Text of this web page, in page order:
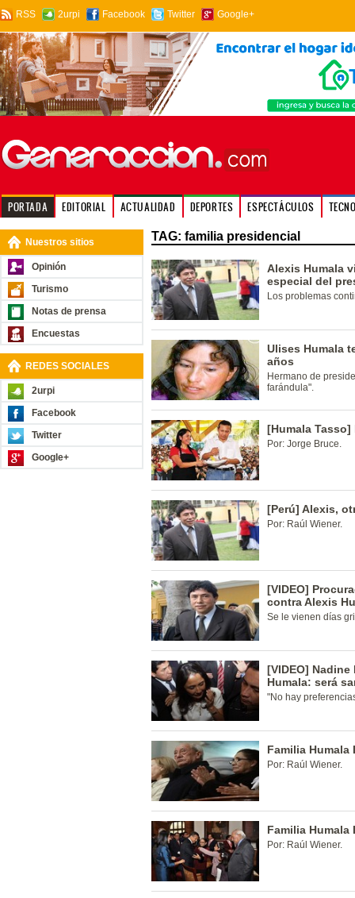
RSS 2urpi Facebook Twitter Google+
PORTADA EDITORIAL ACTUALIDAD DEPORTES ESPECTÁCULOS
Nuestros sitios
Opinión
Turismo
Notas de prensa
Encuestas
REDES SOCIALES
2urpi
Facebook
Twitter
Google+
TAG: familia presidencial
Alexis Humala
especial del
Los problemas
Ulises Humala
años
Hermano de
farándula".
[Humala
Por: Jorge Bruce.
[Perú] Alexis,
Por: Raúl Wiener.
[VIDEO]
contra Alexis
Se le vienen días
[VIDEO]
Humala: será
"No hay
Familia Humala
Por: Raúl Wiener.
Familia Humala I
Por: Raúl Wiener.